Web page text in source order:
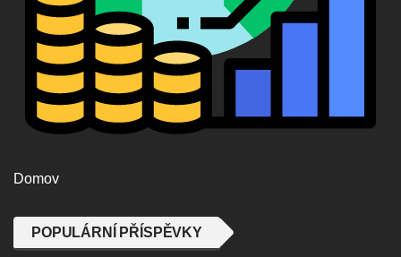
Domov
POPULÁRNÍ PŘÍSPĚVKY